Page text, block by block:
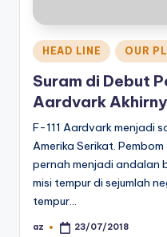
Posted
in
HEAD LINE OUR
Suram di Debut
Aardvark
F-111 Aardvark menjadi
Amerika Serikat.
pernah menjadi andalan
misi tempur di sejumlah
tempur…
Posted
az 23/07/2018